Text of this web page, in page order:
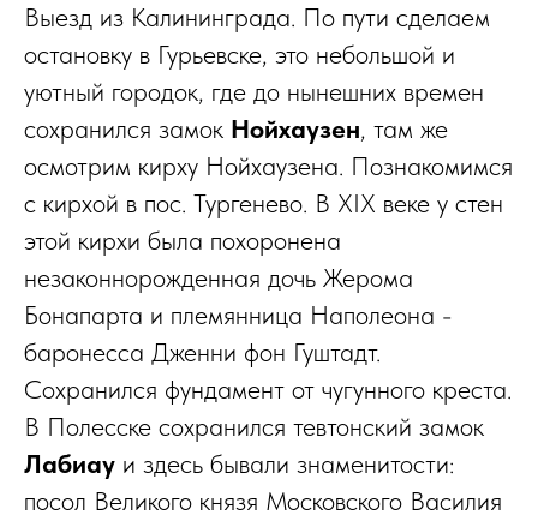
Выезд из Калининграда. По пути сделаем
остановку в Гурьевске, это небольшой и
уютный городок, где до нынешних времен
сохранился замок Нойхаузен, там же
осмотрим кирху Нойхаузена. Познакомимся
с кирхой в пос. Тургенево. В XIX веке у стен
этой кирхи была похоронена
незаконнорожденная дочь Жерома
Бонапарта и племянница Наполеона -
баронесса Дженни фон Гуштадт.
Сохранился фундамент от чугунного креста.
В Полесске сохранился тевтонский замок
Лабиау и здесь бывали знаменитости:
посол Великого князя Московского Василия